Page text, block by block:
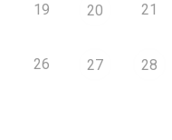
19 20 21
26 27 28